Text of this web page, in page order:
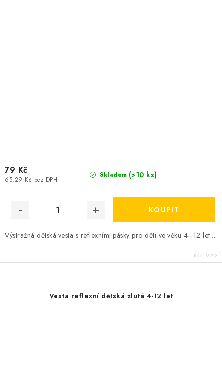
Skladem (>10 ks)
65,29 Kč bez DPH
79 Kč
Výstražná dětská vesta s reflexními pásky pro děti ve věku 4–12 let....
Kód: 9293
Vesta reflexní dětská žlutá 4-12 let